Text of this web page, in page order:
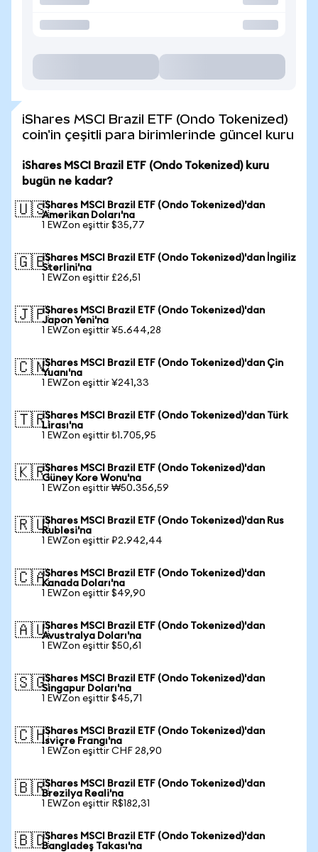
iShares MSCI Brazil ETF (Ondo Tokenized)
coin'in çeşitli para birimlerinde güncel kuru
iShares MSCI Brazil ETF (Ondo Tokenized) kuru
bugün ne kadar?
🇺🇸iShares MSCI Brazil ETF (Ondo Tokenized)'dan
Amerikan Doları'na
1 EWZon eşittir $35,77
🇬🇧iShares MSCI Brazil ETF (Ondo Tokenized)'dan İngiliz
Sterlini'na
1 EWZon eşittir £26,51
🇯🇵iShares MSCI Brazil ETF (Ondo Tokenized)'dan
Japon Yeni'na
1 EWZon eşittir ¥5.644,28
🇨🇳iShares MSCI Brazil ETF (Ondo Tokenized)'dan Çin
Yuanı'na
1 EWZon eşittir ¥241,33
🇹🇷iShares MSCI Brazil ETF (Ondo Tokenized)'dan Türk
Lirası'na
1 EWZon eşittir ₺1.705,95
🇰🇷iShares MSCI Brazil ETF (Ondo Tokenized)'dan
Güney Kore Wonu'na
1 EWZon eşittir ₩50.356,59
🇷🇺iShares MSCI Brazil ETF (Ondo Tokenized)'dan Rus
Rublesi'na
1 EWZon eşittir ₽2.942,44
🇨🇦iShares MSCI Brazil ETF (Ondo Tokenized)'dan
Kanada Doları'na
1 EWZon eşittir $49,90
🇦🇺iShares MSCI Brazil ETF (Ondo Tokenized)'dan
Avustralya Doları'na
1 EWZon eşittir $50,61
🇸🇬iShares MSCI Brazil ETF (Ondo Tokenized)'dan
Singapur Doları'na
1 EWZon eşittir $45,71
🇨🇭iShares MSCI Brazil ETF (Ondo Tokenized)'dan
İsviçre Frangı'na
1 EWZon eşittir CHF 28,90
🇧🇷iShares MSCI Brazil ETF (Ondo Tokenized)'dan
Brezilya Reali'na
1 EWZon eşittir R$182,31
🇧🇩iShares MSCI Brazil ETF (Ondo Tokenized)'dan
Bangladeş Takası'na